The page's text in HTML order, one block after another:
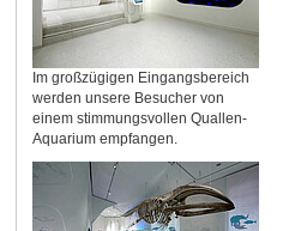
Im großzügigen Eingangsbereich
werden unsere Besucher von
einem stimmungsvollen Quallen-
Aquarium empfangen.